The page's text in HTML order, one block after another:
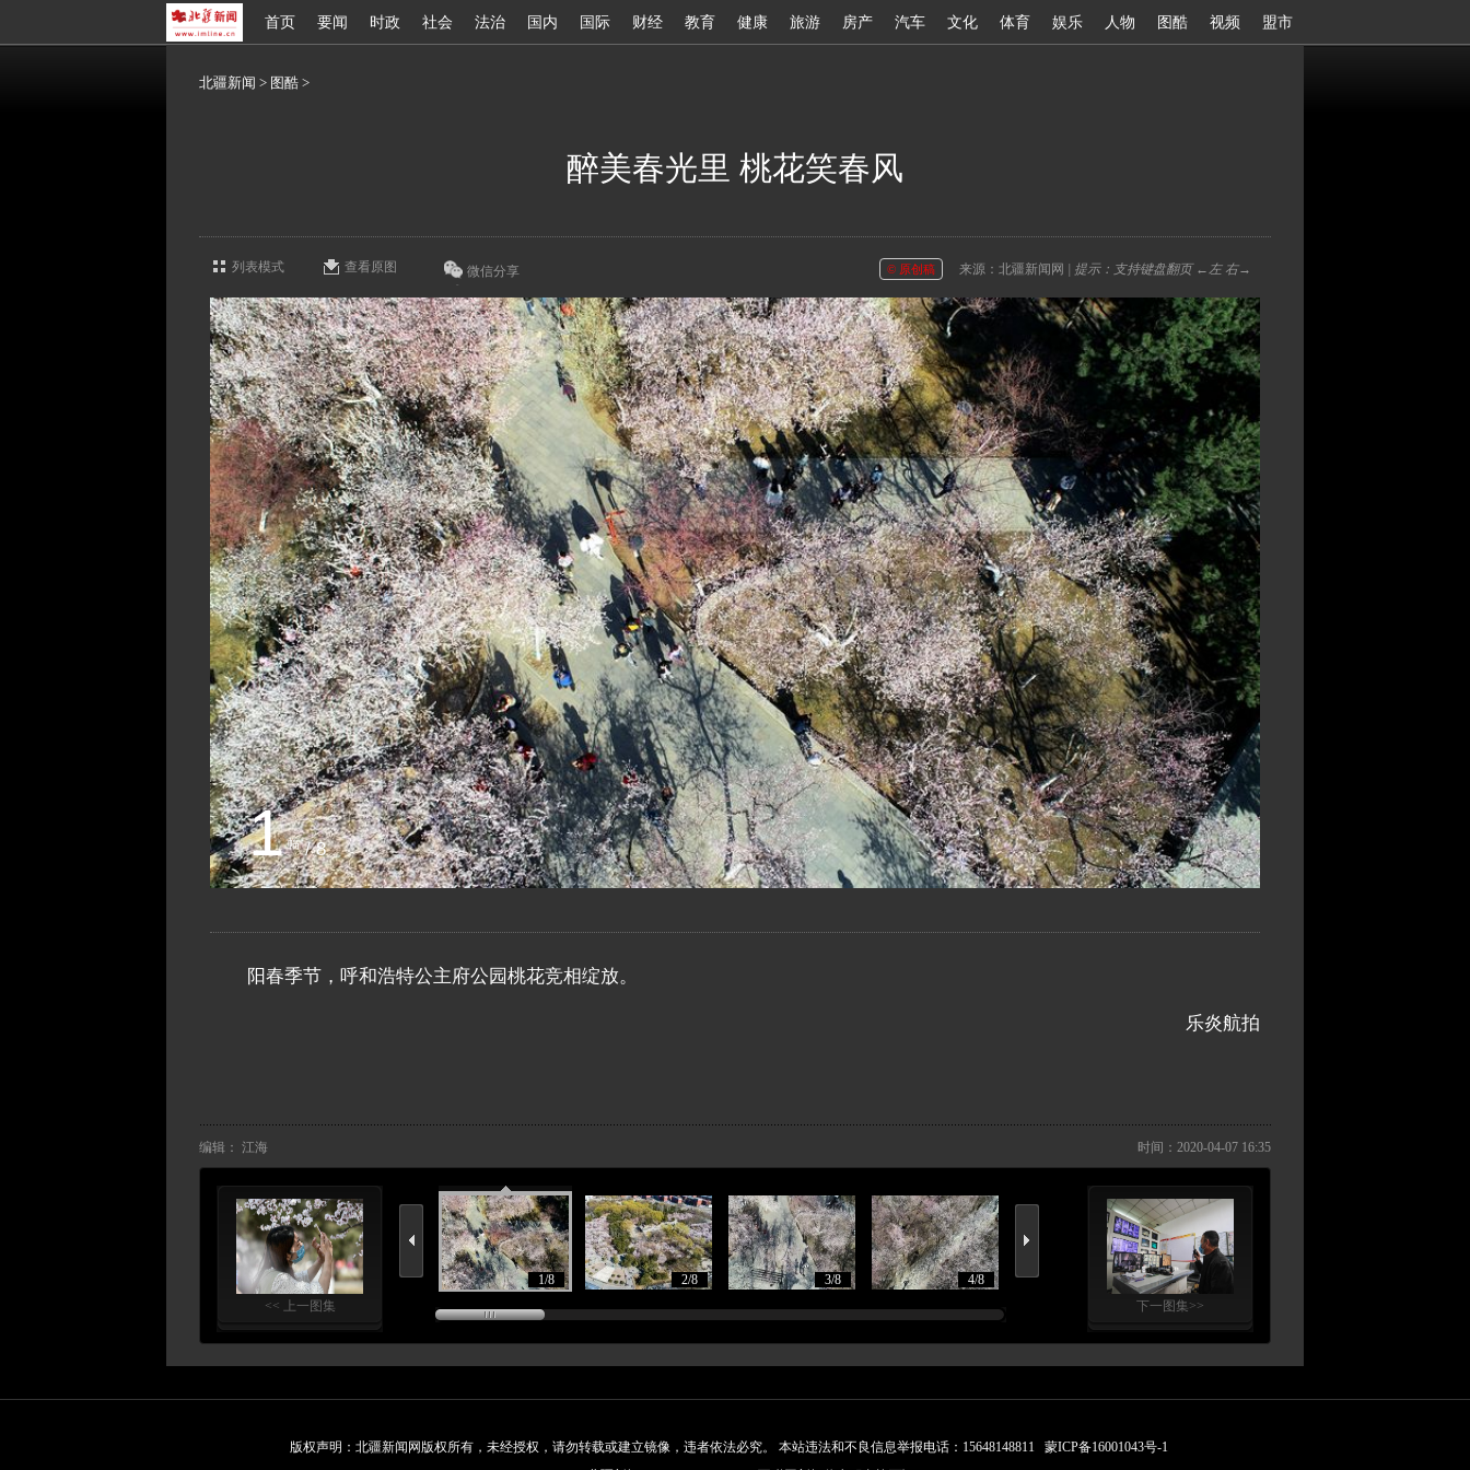
首页 要闻 时政 社会 法治 国内 国际 财经 教育 健康 旅游 房产 汽车 文化 体育 娱乐 人物 图酷 视频 盟市
北疆新闻 > 图酷 >
醉美春光里 桃花笑春风
列表模式 查看原图 微信分享 © 原创稿 来源：北疆新闻网 | 提示：支持键盘翻页 ←左 右→
醉美春光里 桃花笑春风
1幅/ 8
阳春季节，呼和浩特公主府公园桃花竞相绽放。
乐炎航拍
编辑： 江海 时间：2020-04-07 16:35
<< 上一图集
1/8 2/8 3/8 4/8 5/8
下一图集>>
版权声明：北疆新闻网版权所有，未经授权，请勿转载或建立镜像，违者依法必究。 本站违法和不良信息举报电话：15648148811 蒙ICP备16001043号-1